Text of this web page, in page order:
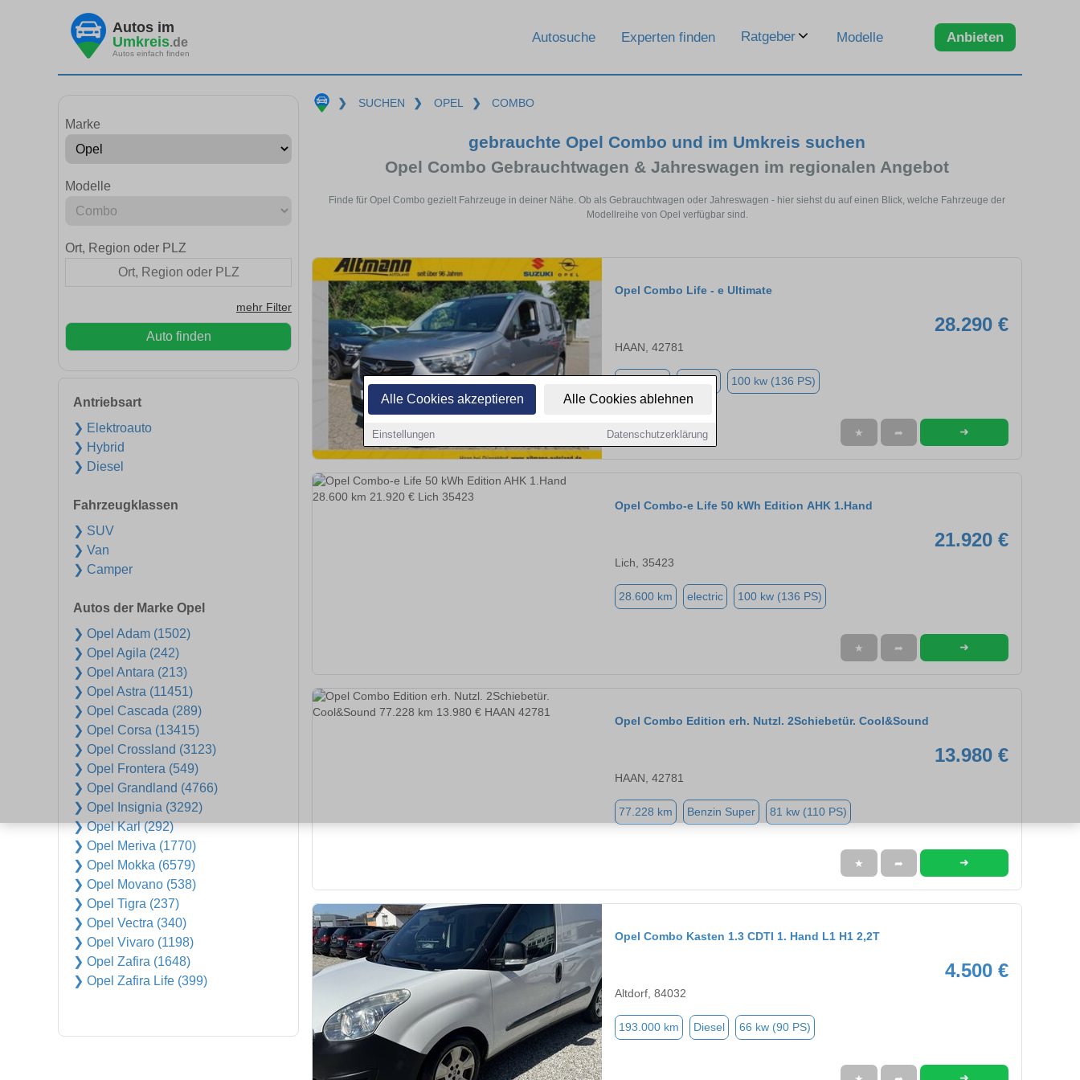
Alle Cookies akzeptieren Alle Cookies ablehnen
Einstellungen Datenschutzerklärung
Autos im
Umkreis.de
Autos einfach finden
Autosuche Experten finden Ratgeber Modelle Anbieten
Marke
Modelle
Ort, Region oder PLZ
mehr Filter
Auto finden
Antriebsart
❯ Elektroauto
❯ Hybrid
❯ Diesel
Fahrzeugklassen
❯ SUV
❯ Van
❯ Camper
Autos der Marke Opel
❯ Opel Adam (1502)
❯ Opel Agila (242)
❯ Opel Antara (213)
❯ Opel Astra (11451)
❯ Opel Cascada (289)
❯ Opel Corsa (13415)
❯ Opel Crossland (3123)
❯ Opel Frontera (549)
❯ Opel Grandland (4766)
❯ Opel Insignia (3292)
❯ Opel Karl (292)
❯ Opel Meriva (1770)
❯ Opel Mokka (6579)
❯ Opel Movano (538)
❯ Opel Tigra (237)
❯ Opel Vectra (340)
❯ Opel Vivaro (1198)
❯ Opel Zafira (1648)
❯ Opel Zafira Life (399)
❯ SUCHEN ❯ OPEL ❯ COMBO
gebrauchte Opel Combo und im Umkreis suchen
Opel Combo Gebrauchtwagen & Jahreswagen im regionalen Angebot
Finde für Opel Combo gezielt Fahrzeuge in deiner Nähe. Ob als Gebrauchtwagen oder Jahreswagen - hier siehst du auf einen Blick, welche Fahrzeuge der
Modellreihe von Opel verfügbar sind.
Opel Combo Life - e Ultimate
28.290 €
HAAN, 42781
electric 100 kw (136 PS)
★ ➦ ➜
Opel Combo-e Life 50 kWh Edition AHK 1.Hand
21.920 €
Lich, 35423
28.600 km electric 100 kw (136 PS)
★ ➦ ➜
Opel Combo Edition erh. Nutzl. 2Schiebetür. Cool&Sound
13.980 €
HAAN, 42781
77.228 km Benzin Super 81 kw (110 PS)
★ ➦ ➜
Opel Combo Kasten 1.3 CDTI 1. Hand L1 H1 2,2T
4.500 €
Altdorf, 84032
193.000 km Diesel 66 kw (90 PS)